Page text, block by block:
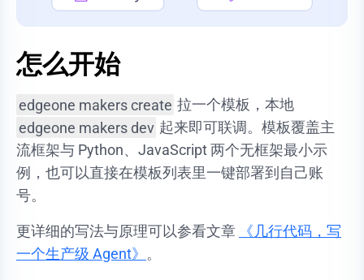
怎么开始
edgeone makers create 拉一个模板，本地
edgeone makers dev 起来即可联调。模板覆盖主
流框架与 Python、JavaScript 两个无框架最小示
例，也可以直接在模板列表里一键部署到自己账
号。
更详细的写法与原理可以参看文章
《几行代码，写
一个生产级 Agent》 。